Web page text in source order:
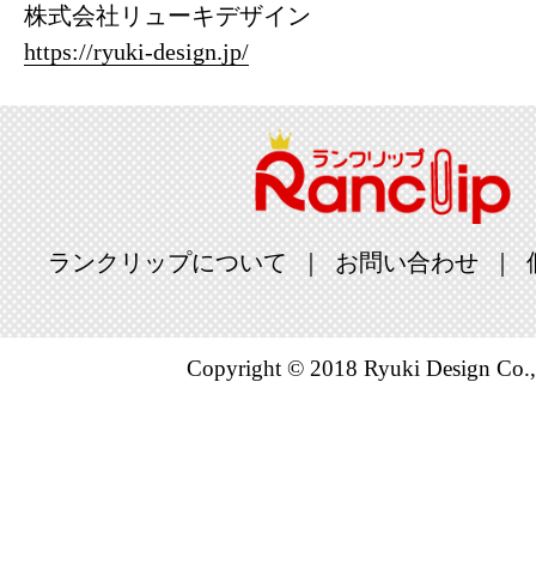
株式会社リューキデザイン
https://ryuki-design.jp/
ランクリップについて お問い合わせ
Copyright © 2018 Ryuki Design